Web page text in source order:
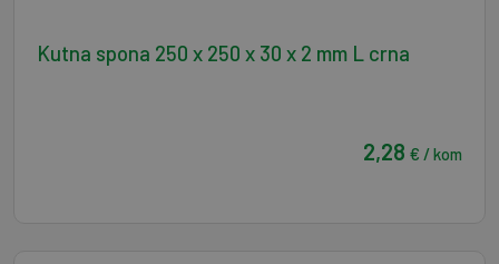
Kutna spona 250 x 250 x 30 x 2 mm L crna
2,28 € / kom